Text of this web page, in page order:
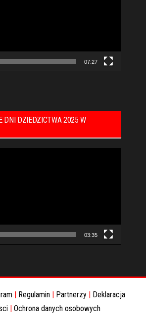
07:27
DNI DZIEDZICTWA 2025 W
03:35
Regulamin Partnerzy
Deklaracja
Ochrona danych osobowych